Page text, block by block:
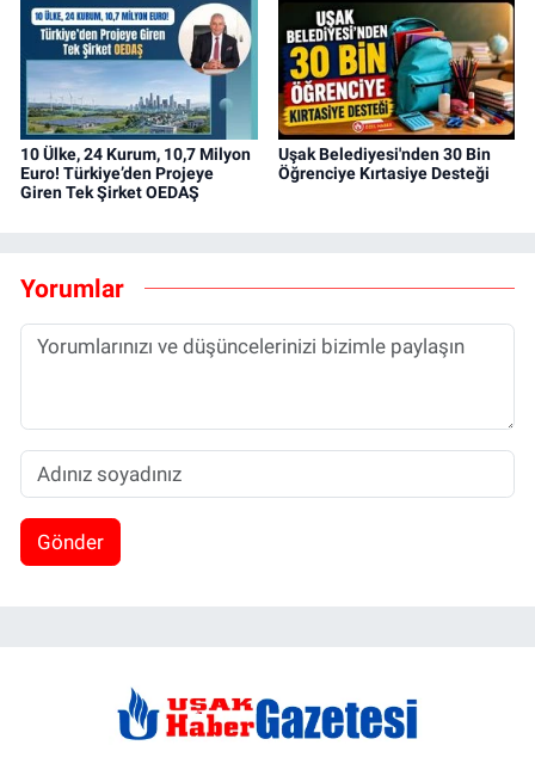
10 Ülke, 24 Kurum, 10,7 Milyon
Euro! Türkiye’den Projeye
Giren Tek Şirket OEDAŞ
Uşak Belediyesi'nden 30 Bin
Öğrenciye Kırtasiye Desteği
Yorumlar
Gönder